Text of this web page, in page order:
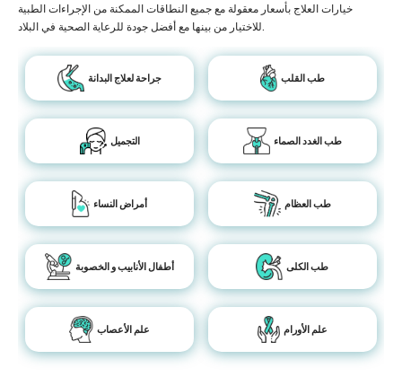
خيارات العلاج بأسعار معقولة مع جميع النطاقات الممكنة من الإجراءات الطبية
للاختيار من بينها مع أفضل جودة للرعاية الصحية في البلاد.
جراحة لعلاج البدانة طب القلب
التجميل طب الغدد الصماء
أمراض النساء طب العظام
أطفال الأنابيب و الخصوبة طب الكلى
علم الأعصاب علم الأورام